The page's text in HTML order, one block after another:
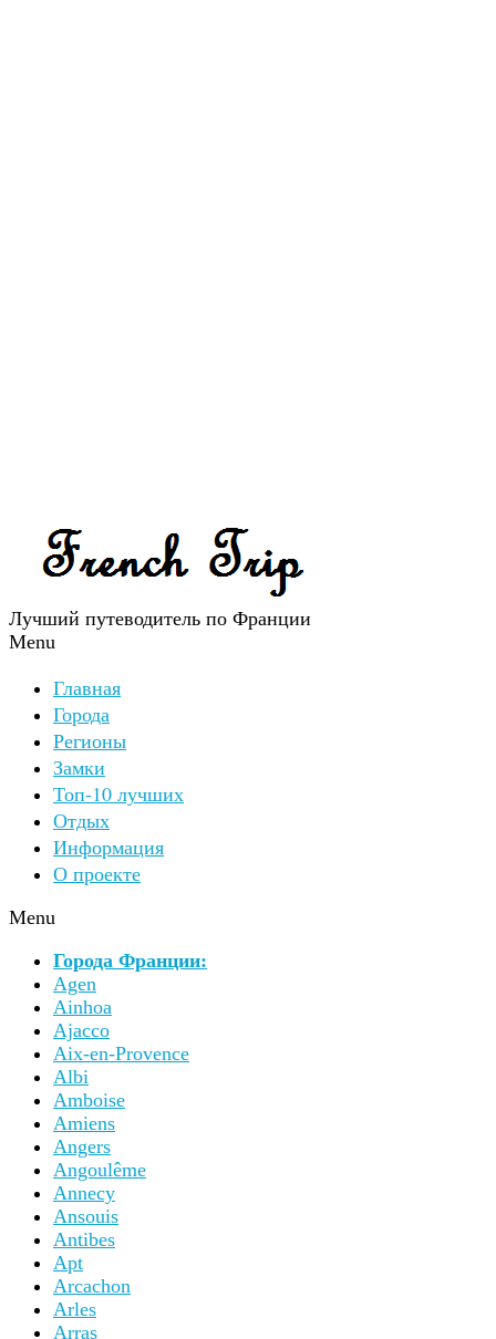
Лучший путеводитель по Франции
Menu
Главная
Города
Регионы
Замки
Топ-10 лучших
Отдых
Информация
О проекте
Menu
Города Франции:
Agen
Ainhoa
Ajacco
Aix-en-Provence
Albi
Amboise
Amiens
Angers
Angoulême
Annecy
Ansouis
Antibes
Apt
Arcachon
Arles
Arras